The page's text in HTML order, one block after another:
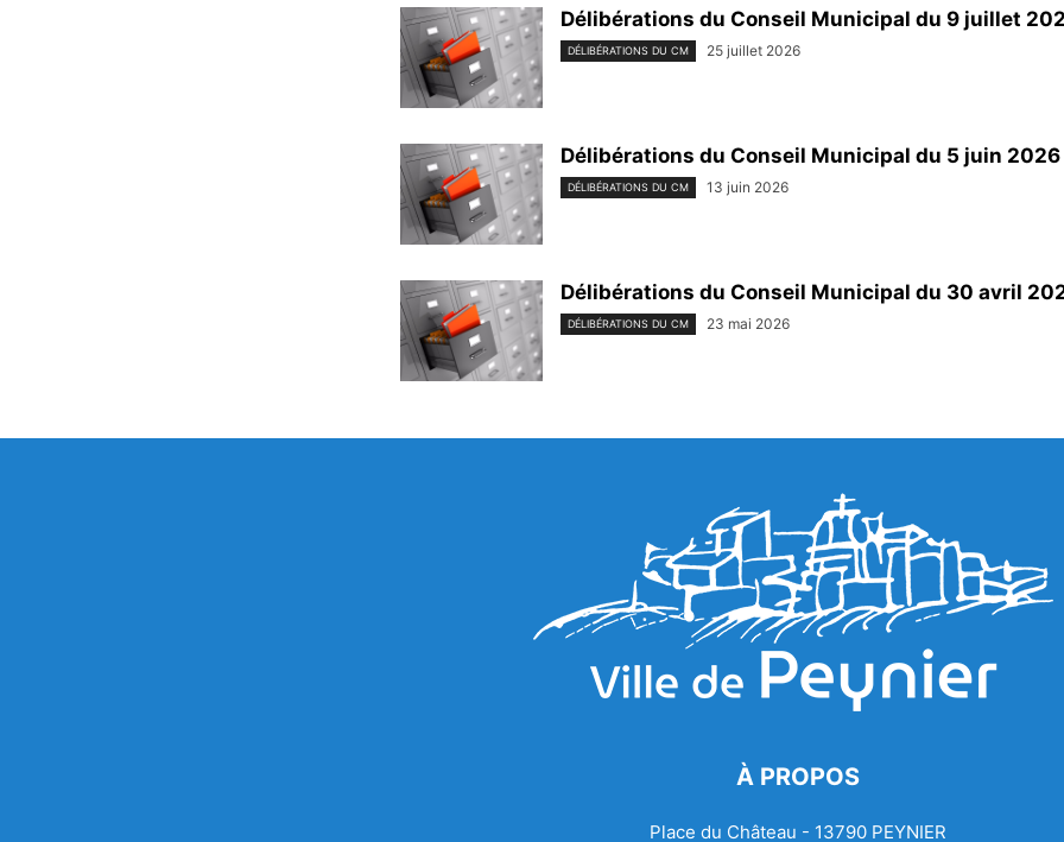
Délibérations du Conseil Municipal du 9 juillet
DÉLIBÉRATIONS DU CM 25 juillet 2026
Délibérations du Conseil Municipal du 5 juin 2026
DÉLIBÉRATIONS DU CM 13 juin 2026
Délibérations du Conseil Municipal du 30 avril
DÉLIBÉRATIONS DU CM 23 mai 2026
À PROPOS
Place du Château - 13790 PEYNIER